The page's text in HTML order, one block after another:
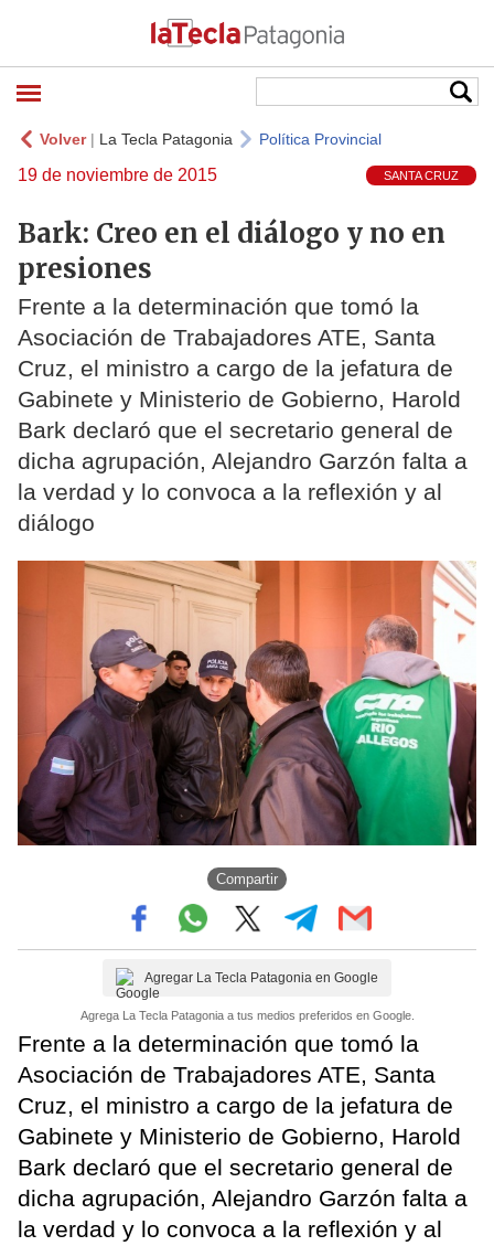
Volver| La Tecla Patagonia Política Provincial
19 de noviembre de 2015 SANTA CRUZ
Bark: Creo en el diálogo y no en
presiones
Frente a la determinación que tomó la
Asociación de Trabajadores ATE, Santa
Cruz, el ministro a cargo de la jefatura de
Gabinete y Ministerio de Gobierno, Harold
Bark declaró que el secretario general de
dicha agrupación, Alejandro Garzón falta a
la verdad y lo convoca a la reflexión y al
diálogo
Compartir
Agregar La Tecla Patagonia en Google
Agrega La Tecla Patagonia a tus medios preferidos en Google.
Frente a la determinación que tomó la
Asociación de Trabajadores ATE, Santa
Cruz, el ministro a cargo de la jefatura de
Gabinete y Ministerio de Gobierno, Harold
Bark declaró que el secretario general de
dicha agrupación, Alejandro Garzón falta a
la verdad y lo convoca a la reflexión y al